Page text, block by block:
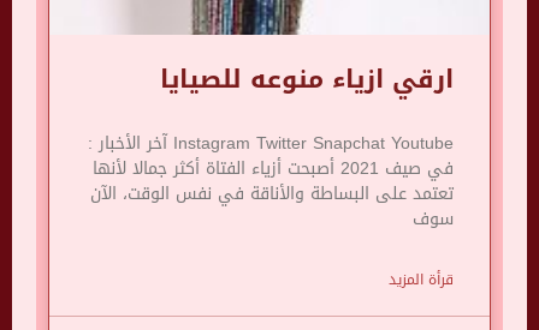
ارقي ازياء منوعه للصيايا
Instagram Twitter Snapchat Youtube آخر الأخبار :
في صيف 2021 أصبحت أزياء الفتاة أكثر جمالا لأنها
تعتمد على البساطة والأناقة في نفس الوقت، الآن
سوف
قرأة المزيد